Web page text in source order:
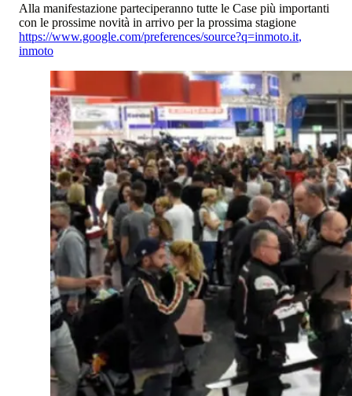
Alla manifestazione parteciperanno tutte le Case più importanti
con le prossime novità in arrivo per la prossima stagione
https://www.google.com/preferences/source?q=inmoto.it,
inmoto